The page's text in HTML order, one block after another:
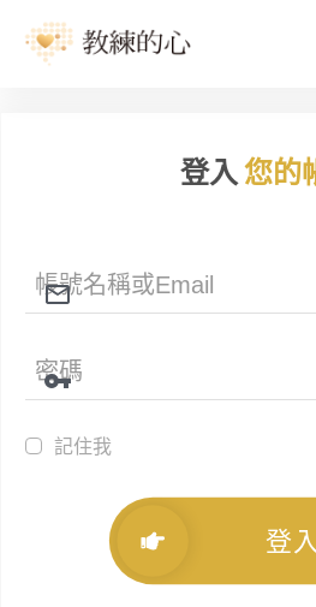
登入您的
記住我
登入